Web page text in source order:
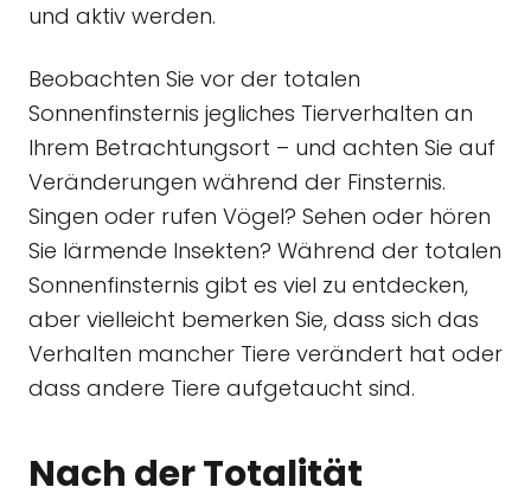
und aktiv werden.
Beobachten Sie vor der totalen
Sonnenfinsternis jegliches Tierverhalten an
Ihrem Betrachtungsort – und achten Sie auf
Veränderungen während der Finsternis.
Singen oder rufen Vögel? Sehen oder hören
Sie lärmende Insekten? Während der totalen
Sonnenfinsternis gibt es viel zu entdecken,
aber vielleicht bemerken Sie, dass sich das
Verhalten mancher Tiere verändert hat oder
dass andere Tiere aufgetaucht sind.
Nach der Totalität